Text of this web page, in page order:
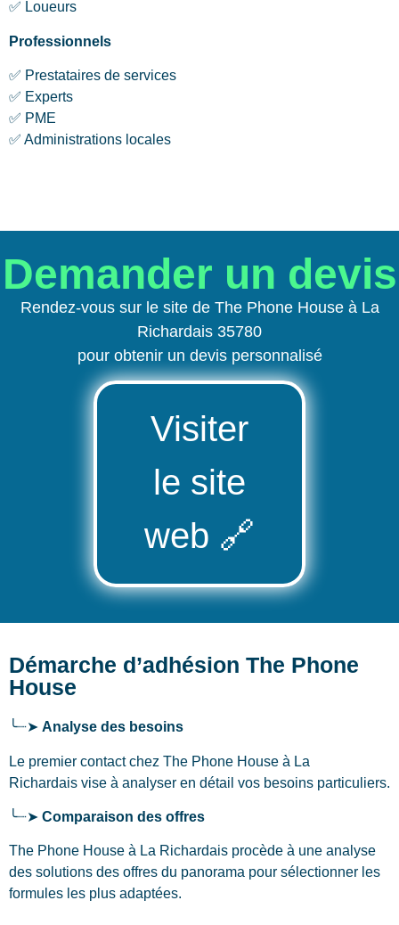
✅ Loueurs
Professionnels
✅ Prestataires de services
✅ Experts
✅ PME
✅ Administrations locales
Demander un devis
Rendez-vous sur le site de The Phone House à La
Richardais 35780
pour obtenir un devis personnalisé
Visiter
le site
web 🔗
Démarche d’adhésion The Phone
House
╰┈➤ Analyse des besoins
Le premier contact chez The Phone House à La
Richardais vise à analyser en détail vos besoins particuliers.
╰┈➤ Comparaison des offres
The Phone House à La Richardais procède à une analyse
des solutions des offres du panorama pour sélectionner les
formules les plus adaptées.